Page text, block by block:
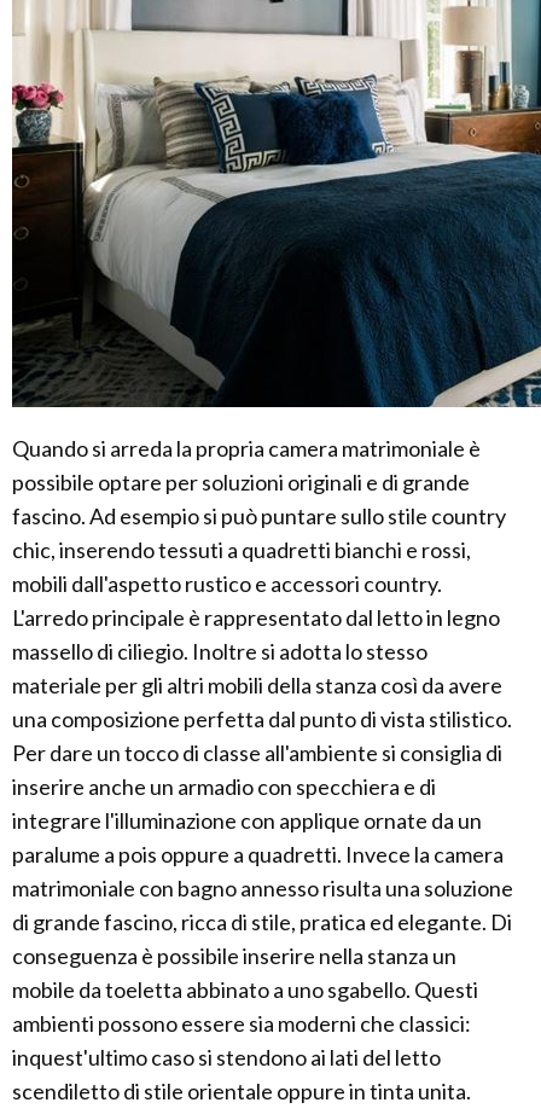
Quando si arreda la propria camera matrimoniale è
possibile optare per soluzioni originali e di grande
fascino. Ad esempio si può puntare sullo stile country
chic, inserendo tessuti a quadretti bianchi e rossi,
mobili dall'aspetto rustico e accessori country.
L'arredo principale è rappresentato dal letto in legno
massello di ciliegio. Inoltre si adotta lo stesso
materiale per gli altri mobili della stanza così da avere
una composizione perfetta dal punto di vista stilistico.
Per dare un tocco di classe all'ambiente si consiglia di
inserire anche un armadio con specchiera e di
integrare l'illuminazione con applique ornate da un
paralume a pois oppure a quadretti. Invece la camera
matrimoniale con bagno annesso risulta una soluzione
di grande fascino, ricca di stile, pratica ed elegante. Di
conseguenza è possibile inserire nella stanza un
mobile da toeletta abbinato a uno sgabello. Questi
ambienti possono essere sia moderni che classici:
inquest'ultimo caso si stendono ai lati del letto
scendiletto di stile orientale oppure in tinta unita.